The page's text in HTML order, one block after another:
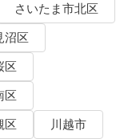
さいたま市北区
沼区
区
区
区
川越市